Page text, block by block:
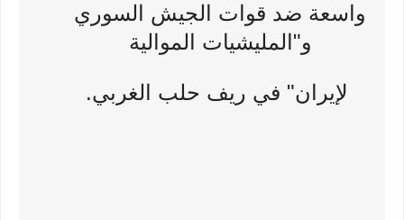
واسعة ضد قوات الجيش السوري
و"المليشيات الموالية
لإيران" في ريف حلب الغربي.